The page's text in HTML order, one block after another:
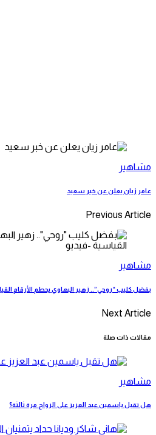
مشاهير
عامر زيان يعلن عن خبر سعيد
Previous Article
مشاهير
بفضل كليب “روحي”.. زهير البهاوي يحطم الأرقام
Next Article
مقالات ذات صلة
مشاهير
هل تقبل ياسمين عبد العزيز على الزواج مرة ثالثة؟